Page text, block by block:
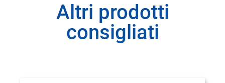
Altri prodotti
consigliati